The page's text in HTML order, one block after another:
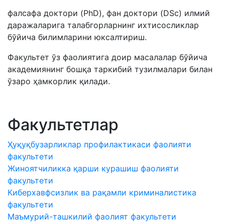
фалсафа доктори (PhD), фан доктори (DSc) илмий
даражаларига талабгорларнинг ихтисосликлар
бўйича билимларини юксалтириш.
Факультет ўз фаолиятига доир масалалар бўйича
академиянинг бошқа таркибий тузилмалари билан
ўзаро ҳамкорлик қилади.
Факультетлар
Ҳуқуқбузарликлар профилактикаси фаолияти
факультети
Жиноятчиликка қарши курашиш фаолияти
факультети
Киберхавфсизлик ва рақамли криминалистика
факультети
Маъмурий-ташкилий фаолият факультети